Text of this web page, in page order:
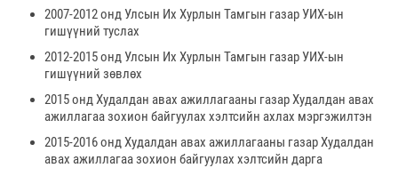
2007-2012 онд Улсын Их Хурлын Тамгын газар УИХ-ын
гишүүний туслах
2012-2015 онд Улсын Их Хурлын Тамгын газар УИХ-ын
гишүүний зөвлөх
2015 онд Худалдан авах ажиллагааны газар Худалдан авах
ажиллагаа зохион байгуулах хэлтсийн ахлах мэргэжилтэн
2015-2016 онд Худалдан авах ажиллагааны газар Худалдан
авах ажиллагаа зохион байгуулах хэлтсийн дарга